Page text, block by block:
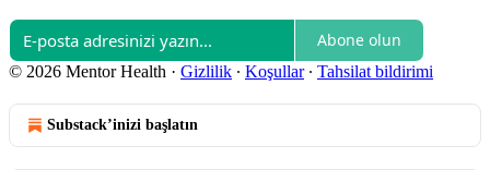
Abone olun
© 2026 Mentor Health · Gizlilik ∙ Koşullar∙ Tahsilat bildirimi
Substack’inizi başlatın